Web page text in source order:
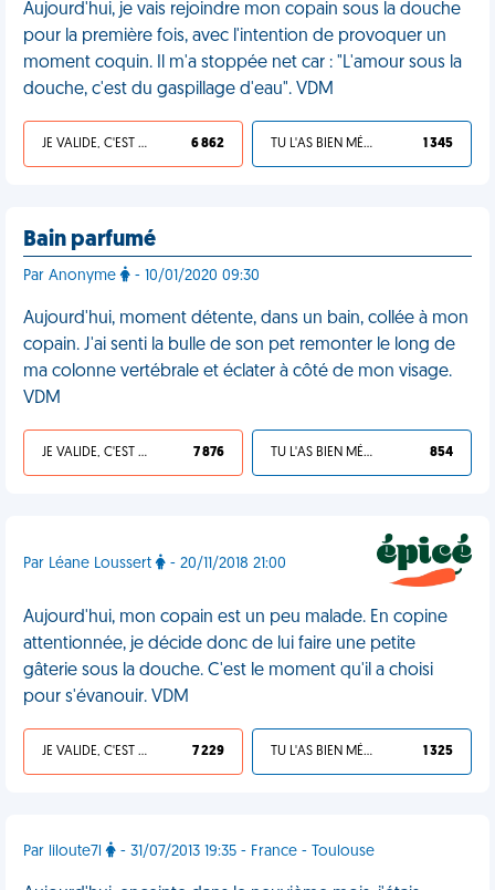
Aujourd'hui, je vais rejoindre mon copain sous la douche
pour la première fois, avec l'intention de provoquer un
moment coquin. Il m'a stoppée net car : "L'amour sous la
douche, c'est du gaspillage d'eau". VDM
JE VALIDE, C'EST UNE VDM 6 862 TU L'AS BIEN MÉRITÉ 1 345
Bain parfumé
Par Anonyme - 10/01/2020 09:30
Aujourd'hui, moment détente, dans un bain, collée à mon
copain. J'ai senti la bulle de son pet remonter le long de
ma colonne vertébrale et éclater à côté de mon visage.
VDM
JE VALIDE, C'EST UNE VDM 7 876 TU L'AS BIEN MÉRITÉ 854
Par Léane Loussert - 20/11/2018 21:00
Aujourd'hui, mon copain est un peu malade. En copine
attentionnée, je décide donc de lui faire une petite
gâterie sous la douche. C'est le moment qu'il a choisi
pour s'évanouir. VDM
JE VALIDE, C'EST UNE VDM 7 229 TU L'AS BIEN MÉRITÉ 1 325
Par liloute7l - 31/07/2013 19:35 - France - Toulouse